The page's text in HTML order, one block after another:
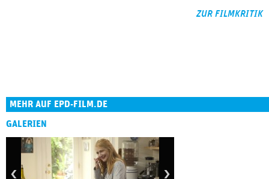
ZUR FILMKRITIK
MEHR AUF EPD-FILM.DE
GALERIEN